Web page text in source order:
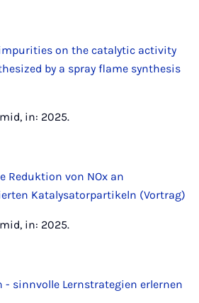
on the catalytic activity
by a spray flame synthesis
in: 2025.
Reduktion von NOx an
Katalysatorpartikeln (Vortrag)
in: 2025.
- sinnvolle Lernstrategien erlernen